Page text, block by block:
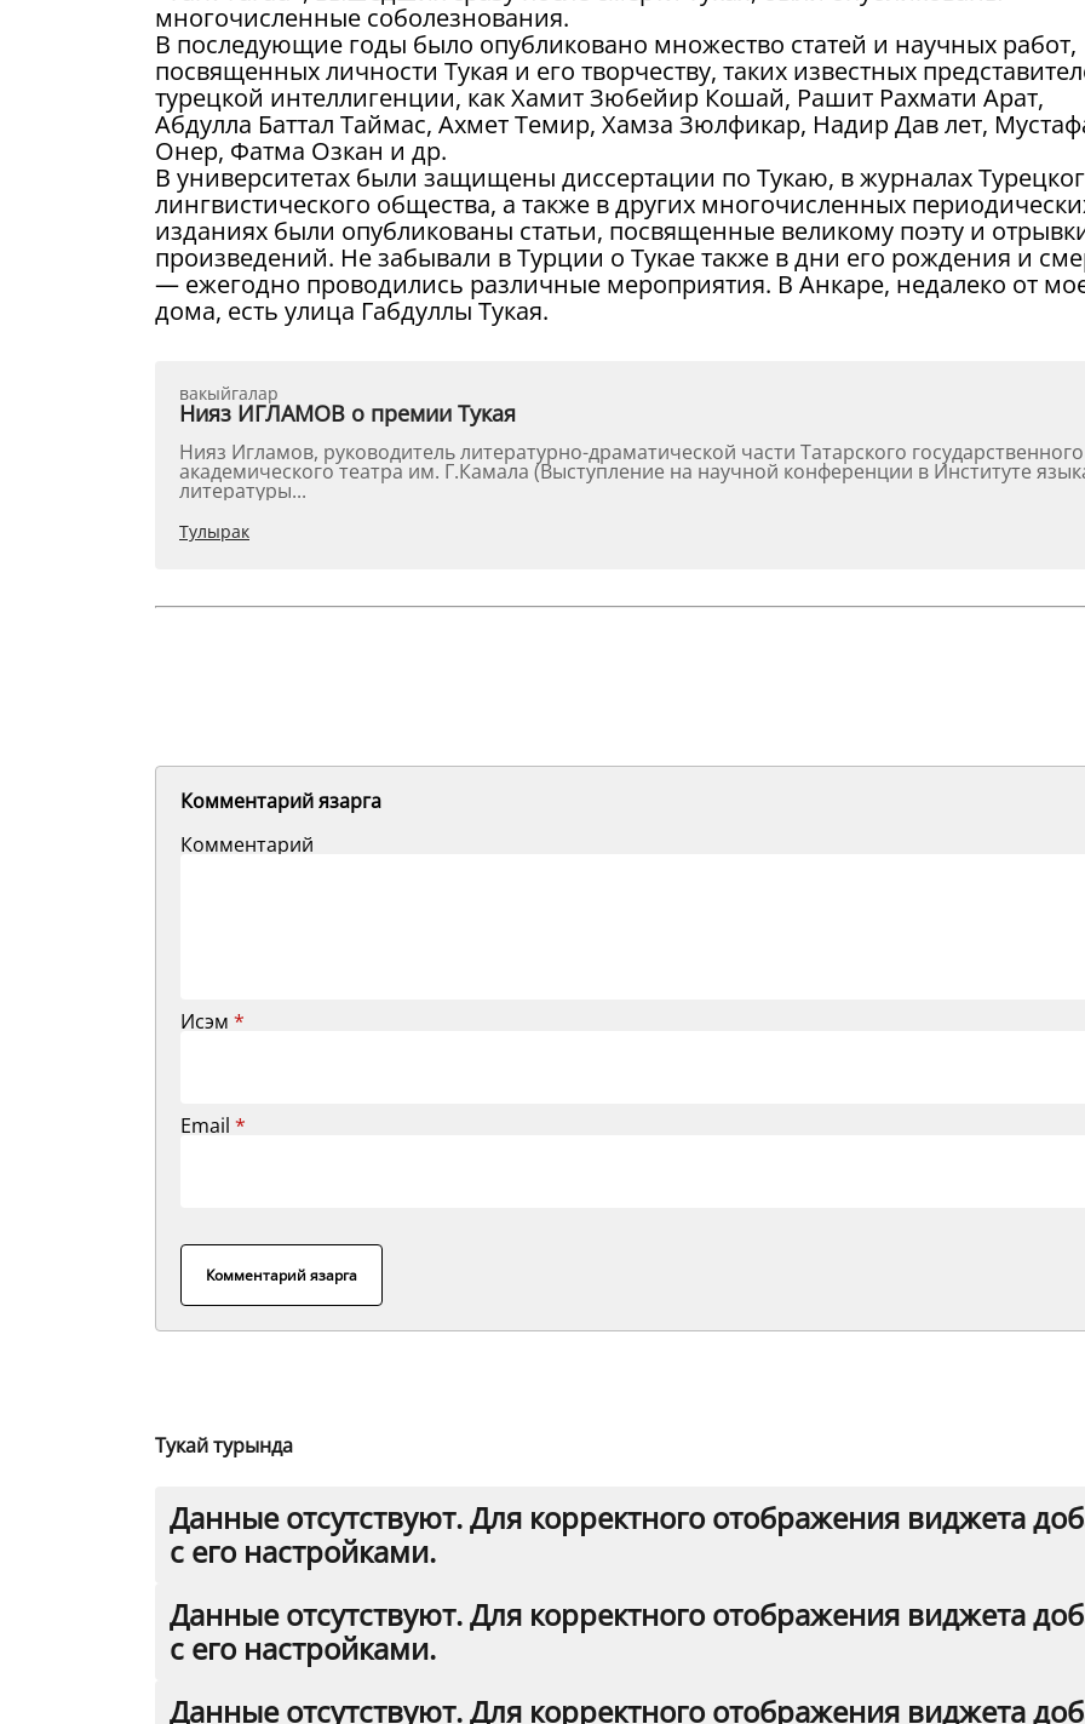
многочисленные соболезнования.
В последующие годы было опубликовано множество статей и научных работ,
посвященных личности Тукая и его творчеству, таких известных
турецкой интеллигенции, как Хамит Зюбейир Кошай, Рашит Рахмати Арат,
Абдулла Баттал Таймас, Ахмет Темир, Хамза Зюлфикар, Надир Дав лет,
Онер, Фатма Озкан и др.
В университетах были защищены диссертации по Тукаю, в журналах
лингвистического общества, а также в других многочисленных
изданиях были опубликованы статьи, посвященные великому поэту и
произведений. Не забывали в Турции о Тукае также в дни его рождения и
— ежегодно проводились различные мероприятия. В Анкаре, недалеко от
дома, есть улица Габдуллы Тукая.
вакыйгалар
Нияз ИГЛАМОВ о премии Тукая
Нияз Игламов, руководитель литературно-драматической части Татарского государственного
академического театра им. Г.Камала (Выступление на научной конференции в Институте языка,
литературы...
Тулырак
Комментарий язарга
Комментарий
Исэм *
Email *
Комментарий язарга
Тукай турында
Данные отсутствуют. Для корректного отображения виджета
с его настройками.
Данные отсутствуют. Для корректного отображения виджета
с его настройками.
Данные отсутствуют. Для корректного отображения виджета